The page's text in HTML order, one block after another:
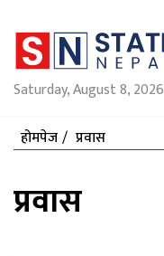
Saturday, August 8, 2026
होमपेज
प्रवास
प्रवास